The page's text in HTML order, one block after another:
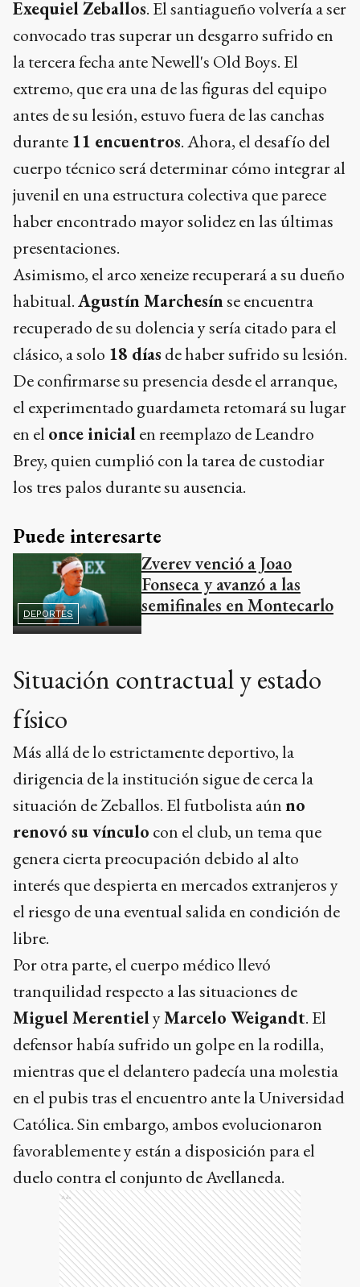
Exequiel Zeballos. El santiagueño volvería a ser
convocado tras superar un desgarro sufrido en
la tercera fecha ante Newell's Old Boys. El
extremo, que era una de las figuras del equipo
antes de su lesión, estuvo fuera de las canchas
durante 11 encuentros. Ahora, el desafío del
cuerpo técnico será determinar cómo integrar al
juvenil en una estructura colectiva que parece
haber encontrado mayor solidez en las últimas
presentaciones.
Asimismo, el arco xeneize recuperará a su dueño
habitual.Agustín Marchesínse encuentra
recuperado de su dolencia y sería citado para el
clásico, a solo 18 días de haber sufrido su lesión.
De confirmarse su presencia desde el arranque,
el experimentado guardameta retomará su lugar
en el once inicialen reemplazo de Leandro
Brey, quien cumplió con la tarea de custodiar
los tres palos durante su ausencia.
Puede interesarte
DEPORTES
Zverev venció a Joao
Fonseca y avanzó a las
semifinales en Montecarlo
Situación contractual y estado
físico
Más allá de lo estrictamente deportivo, la
dirigencia de la institución sigue de cerca la
situación de Zeballos. El futbolista aúnno
renovó su vínculo con el club, un tema que
genera cierta preocupación debido al alto
interés que despierta en mercados extranjeros y
el riesgo de una eventual salida en condición de
libre.
Por otra parte, el cuerpo médico llevó
tranquilidad respecto a las situaciones de
Miguel MerentielyMarcelo Weigandt. El
defensor había sufrido un golpe en la rodilla,
mientras que el delantero padecía una molestia
en el pubis tras el encuentro ante la Universidad
Católica. Sin embargo, ambos evolucionaron
favorablemente y están a disposición para el
duelo contra el conjunto de Avellaneda.
Ads